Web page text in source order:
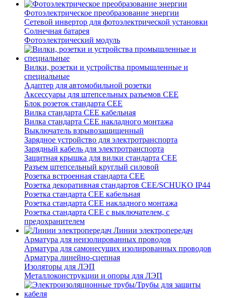
Фотоэлектрическое преобразование энергии
Сетевой инвертор для фотоэлектрической установки
Солнечная батарея
Фотоэлектрический модуль
Вилки, розетки и устройства промышленные и
специальные
Адаптер для автомобильной розетки
Аксессуары для штепсельных разъемов CEE
Блок розеток стандарта CEE
Вилка стандарта CEE кабельная
Вилка стандарта CEE накладного монтажа
Выключатель взрывозащищенный
Зарядное устройство для электротранспорта
Зарядный кабель для электротранспорта
Защитная крышка для вилки стандарта CEE
Разъем штепсельный круглый силовой
Розетка встроенная стандарта CEE
Розетка декоративная стандартов CEE/SCHUKO IP44
Розетка стандарта СЕЕ кабельная
Розетка стандарта СЕЕ накладного монтажа
Розетка стандарта СЕЕ с выключателем, с
предохранителем
Линии электропередач
Арматура для неизолированных проводов
Арматура для самонесущих изолированных проводов
Арматура линейно-сцепная
Изоляторы для ЛЭП
Металлоконструкции и опоры для ЛЭП